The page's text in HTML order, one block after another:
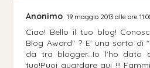
Anonimo 19 maggio 2013 alle ore
Ciao! Bello il tuo blog!
Blog Award" ? E' una sorta di
da tra blogger...Io l'ho dato
tuo!Puoi guardare qui !!!